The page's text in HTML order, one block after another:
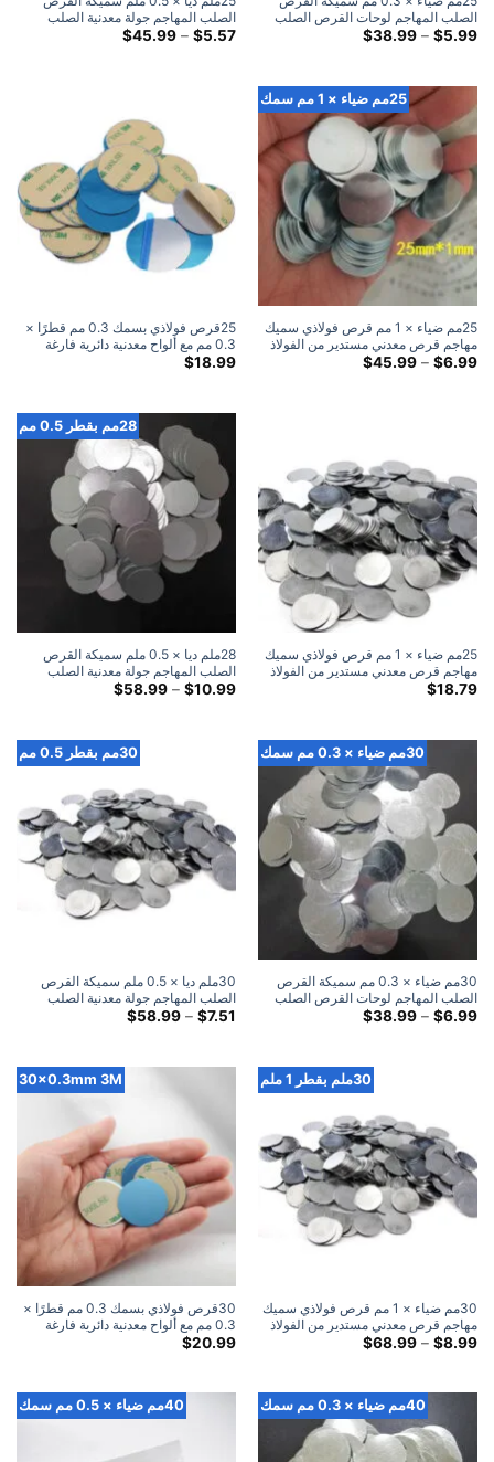
الصلب المهاجم لوحات القرص الصلب
المعدنية المستديرة
$5.99
–
$38.99 النطاق
$38.99
الصلب المهاجم جولة معدنية الصلب
لوحات الضرب القرص
$5.57
–
$45.99 النطاق
25مم ضياء × 1 مم سمك
25مم ضياء × 1 مم قرص فولاذي سميك
مهاجم قرص معدني مستدير من الفولاذ
$6.99
–
$45.99 النطاق
25قرص فولاذي بسمك 0.3 مم قطرًا ×
0.3 مم مع ألواح معدنية دائرية فارغة
لاصقة 3M (100 علية) $18.99
25مم ضياء × 1 مم قرص فولاذي سميك
مهاجم قرص معدني مستدير من الفولاذ
(300 علية)
$18.79
28مم بقطر 0.5 مم
28ملم ديا × 0.5 ملم سميكة القرص
الصلب المهاجم جولة معدنية الصلب
لوحات الضرب القرص
$10.99
–
$58.99 النطاق
$58.99
30مم ضياء × 0.3 مم سمك
30مم ضياء × 0.3 مم سميكة القرص
الصلب المهاجم لوحات القرص الصلب
المعدنية المستديرة
$6.99
–
$38.99 النطاق
$38.99
30مم بقطر 0.5 مم
30ملم ديا × 0.5 ملم سميكة القرص
الصلب المهاجم جولة معدنية الصلب
لوحات الضرب القرص
$7.51
–
$58.99 النطاق
$58.99
30ملم بقطر 1 ملم
30مم ضياء × 1 مم قرص فولاذي سميك
مهاجم قرص معدني مستدير من الفولاذ
$8.99
–
$68.99 النطاق
$68.99
30x0.3mm 3M
30قرص فولاذي بسمك 0.3 مم قطرًا ×
0.3 مم مع ألواح معدنية دائرية فارغة
لاصقة 3M (100 علية) $20.99
40مم ضياء × 0.3 مم سمك 40مم ضياء × 0.5 مم سمك